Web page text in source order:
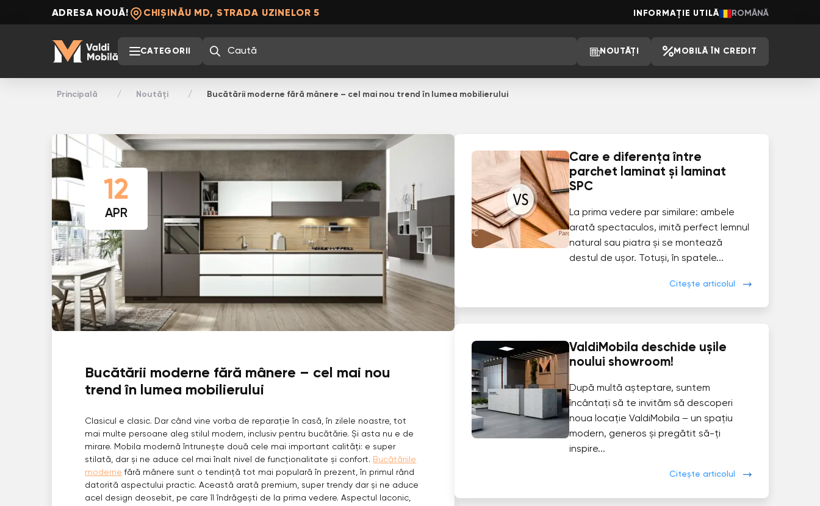
ADRESA NOUĂ! CHIȘINĂU MD, STRADA UZINELOR 5 INFORMAȚIE UTILĂ ROMÂNĂ
CATEGORII NOUTĂȚI MOBILĂ ÎN CREDIT
Principală Noutăți Bucătării moderne fără mânere – cel mai nou trend în lumea mobilierului
12
APR
Bucătării moderne fără mânere – cel mai nou
trend în lumea mobilierului
Clasicul e clasic. Dar când vine vorba de reparație în casă, în zilele noastre, tot
mai multe persoane aleg stilul modern, inclusiv pentru bucătărie. Și asta nu e de
mirare. Mobila modernă întrunește două cele mai important calități: e super
stilată, dar și ne aduce cel mai înalt nivel de funcționalitate și confort. Bucătăriile
moderne fără mânere sunt o tendință tot mai populară în prezent, în primul rând
datorită aspectului practic. Această arată premium, super trendy dar și ne aduce
acel design deosebit, pe care îl îndrăgești de la prima vedere. Aspectul laconic,
Care e diferența între
parchet laminat și laminat
SPC
La prima vedere par similare: ambele
arată spectaculos, imită perfect lemnul
natural sau piatra și se montează
destul de ușor. Totuși, în spatele...
Citește articolul
ValdiMobila deschide ușile
noului showroom!
După multă așteptare, suntem
încântați să te invităm să descoperi
noua locație ValdiMobila – un spațiu
modern, generos și pregătit să-ți
inspire...
Citește articolul